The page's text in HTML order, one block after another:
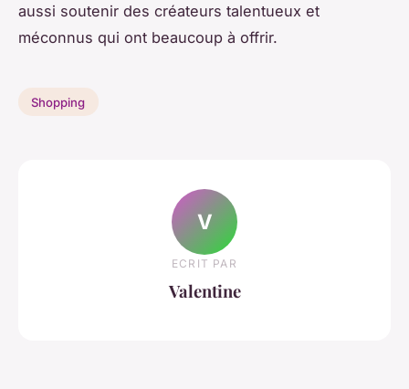
aussi soutenir des créateurs talentueux et
méconnus qui ont beaucoup à offrir.
Shopping
V
ECRIT PAR
Valentine